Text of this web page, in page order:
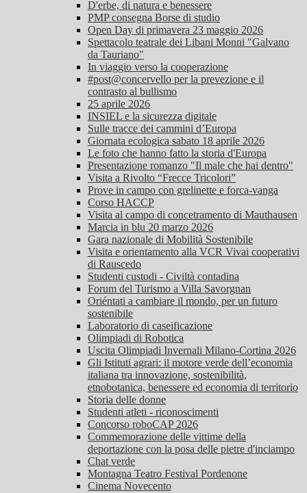
D'erbe, di natura e benessere
PMP consegna Borse di studio
Open Day di primavera 23 maggio 2026
Spettacolo teatrale dei Libani Monni "Galvano
da Tauriano"
In viaggio verso la cooperazione
#post@concervello per la prevezione e il
contrasto al bullismo
25 aprile 2026
INSIEL e la sicurezza digitale
Sulle tracce dei cammini d’Europa
Giornata ecologica sabato 18 aprile 2026
Le foto che hanno fatto la storia d'Europa
Presentazione romanzo "Il male che hai dentro"
Visita a Rivolto “Frecce Tricolori”
Prove in campo con grelinette e forca-vanga
Corso HACCP
Visita al campo di concetramento di Mauthausen
Marcia in blu 20 marzo 2026
Gara nazionale di Mobilità Sostenibile
Visita e orientamento alla VCR Vivai cooperativi
di Rauscedo
Studenti custodi - Civiltà contadina
Forum del Turismo a Villa Savorgnan
Oriéntati a cambiare il mondo, per un futuro
sostenibile
Laboratorio di caseificazione
Olimpiadi di Robotica
Uscita Olimpiadi Invernali Milano-Cortina 2026
Gli Istituti agrari: il motore verde dell’economia
italiana tra innovazione, sostenibilità,
etnobotanica, benessere ed economia di territorio
Storia delle donne
Studenti atleti - riconoscimenti
Concorso roboCAP 2026
Commemorazione delle vittime della
deportazione con la posa delle pietre d'inciampo
Chat verde
Montagna Teatro Festival Pordenone
Cinema Novecento